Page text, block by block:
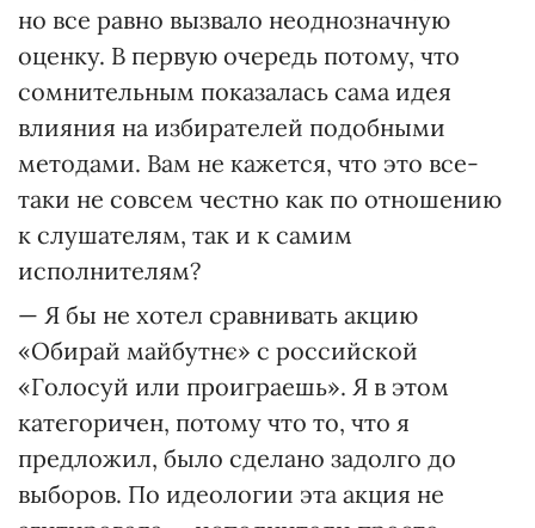
но все равно вызвало неоднозначную
оценку. В первую очередь потому, что
сомнительным показалась сама идея
влияния на избирателей подобными
методами. Вам не кажется, что это все-
таки не совсем честно как по отношению
к слушателям, так и к самим
исполнителям?
— Я бы не хотел сравнивать акцию
«Обирай майбутнє» с российской
«Голосуй или проиграешь». Я в этом
категоричен, потому что то, что я
предложил, было сделано задолго до
выборов. По идеологии эта акция не